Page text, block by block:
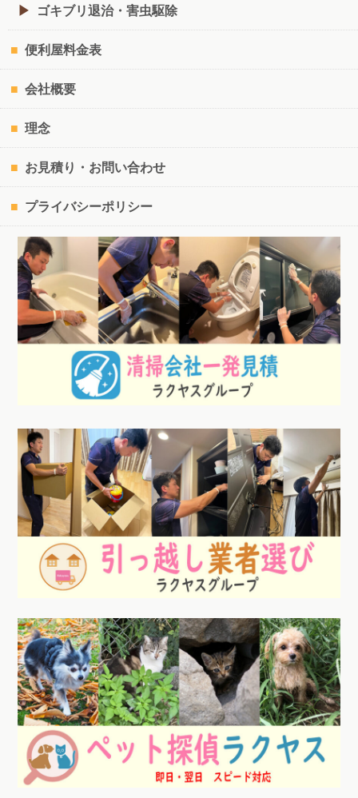
ゴキブリ退治・害虫駆除
便利屋料金表
会社概要
理念
お見積り・お問い合わせ
プライバシーポリシー